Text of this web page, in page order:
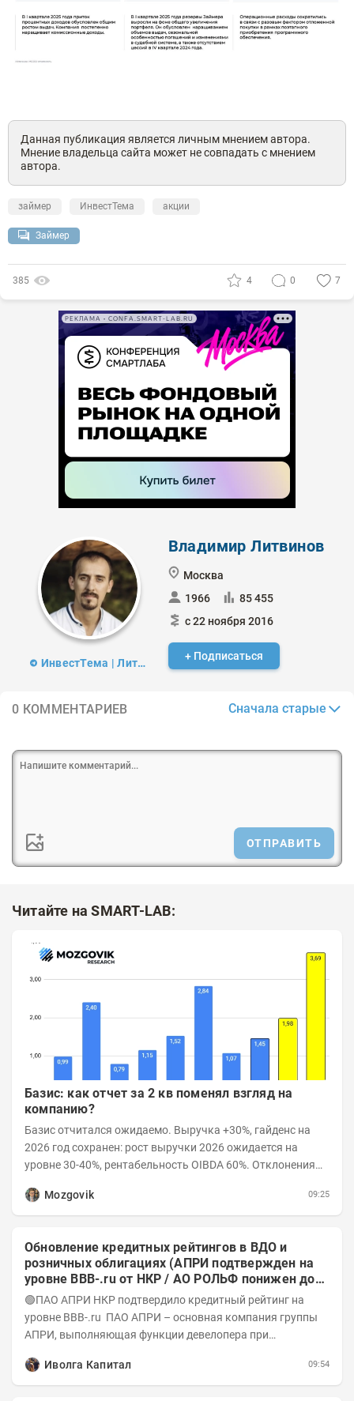
Данная публикация является личным мнением автора.
Мнение владельца сайта может не совпадать с мнением
автора.
займер ИнвестТема акции
Займер
385 4 0 7
РЕКЛАМА • CONFA.SMART-LAB.RU
ИнвестТема | Литвинов Владимир
Владимир Литвинов
Москва
1966
85 455
с 22 ноября 2016
+ Подписаться
0 КОММЕНТАРИЕВ Сначала старые
ОТПРАВИТЬ
Читайте на SMART-LAB:
Базис: как отчет за 2 кв поменял взгляд на
компанию?
Базис отчитался ожидаемо. Выручка +30%, гайденс на
2026 год сохранен: рост выручки 2026 ожидается на
уровне 30-40%, рентабельность OIBDA 60%. Отклонения
Mozgovik
09:25
Обновление кредитных рейтингов в ВДО и
розничных облигациях (АПРИ подтвержден на
уровне BBB-.ru от НКР / АО РОЛЬФ понижен до
А-(RU) / Элит Строй присвоен на уровне BBB.ru)
🟢ПАО АПРИ НКР подтвердило кредитный рейтинг на
уровне BBB-.ru ПАО АПРИ – основная компания группы
АПРИ, выполняющая функции девелопера при
Иволга Капитал
09:54